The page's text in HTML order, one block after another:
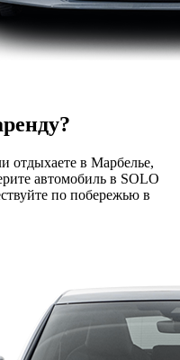
отдыхаете в Марбелье,
автомобиль в SOLO
по побережью в